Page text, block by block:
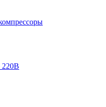
220В